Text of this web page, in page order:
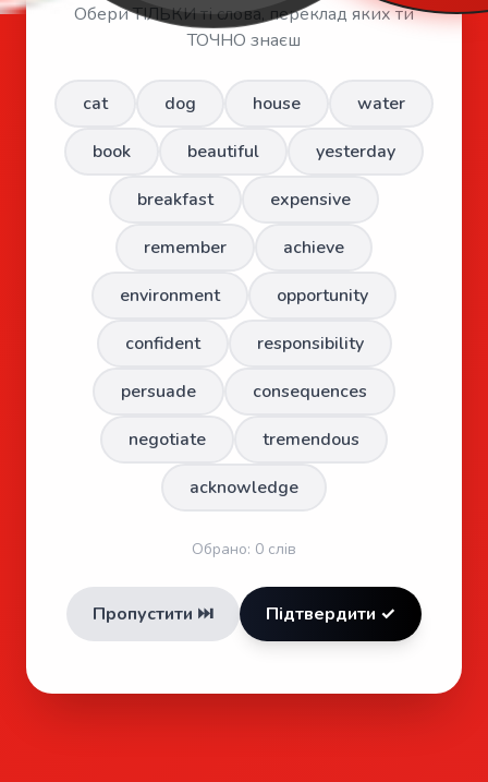
Обери ТІЛЬКИ ті слова, переклад яких ти
ТОЧНО знаєш
cat dog house
water
book
beautiful
yesterday
breakfast
expensive
remember
achieve
environment
opportunity
confident
responsibility
persuade
consequences
negotiate
tremendous
acknowledge
Обрано: 0 слів
Пропустити ⏭️ Підтвердити ✓